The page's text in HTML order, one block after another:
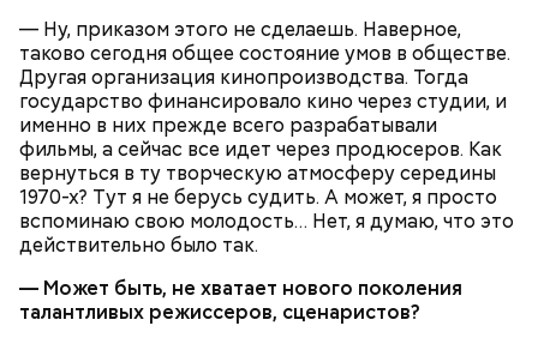
— Ну, приказом этого не сделаешь. Наверное,
таково сегодня общее состояние умов в обществе.
Другая организация кинопроизводства. Тогда
государство финансировало кино через студии, и
именно в них прежде всего разрабатывали
фильмы, а сейчас все идет через продюсеров. Как
вернуться в ту творческую атмосферу середины
1970-х? Тут я не берусь судить. А может, я просто
вспоминаю свою молодость… Нет, я думаю, что это
действительно было так.
— Может быть, не хватает нового поколения
талантливых режиссеров, сценаристов?
— Она должна приятно пахнуть. Если дыня не
пахнет, значит, ее созревание ускорили или
сорвали недозревшей. Она может быть мягкой, но
будет безвкусной.